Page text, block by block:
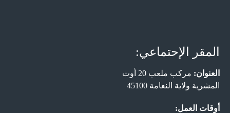
المقر الإحتماعي:
العنوان: مركب ملعب 20 أوت
المشرية ولاية النعامة 45100
أوقات العمل: